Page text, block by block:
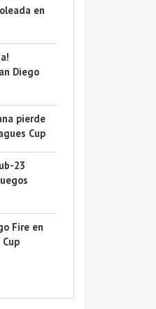
en
Diego
pierde
Cup
23
Fire en